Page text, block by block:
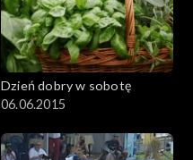
Dzień dobry w sobotę
06.06.2015